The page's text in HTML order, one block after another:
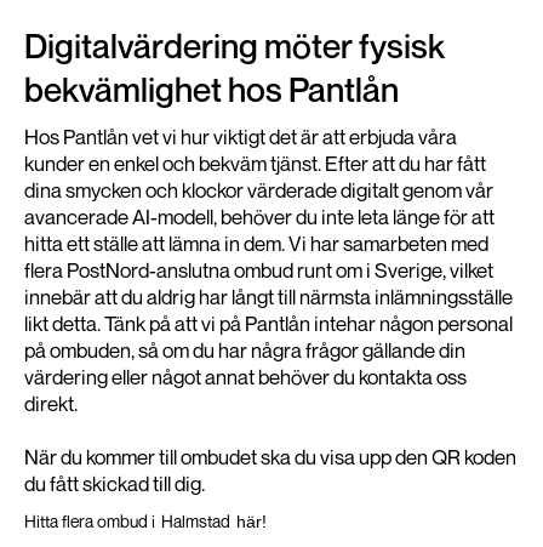
Digitalvärdering möter fysisk
bekvämlighet hos Pantlån
Hos Pantlån vet vi hur viktigt det är att erbjuda våra
kunder en enkel och bekväm tjänst. Efter att du har fått
dina smycken och klockor värderade digitalt genom vår
avancerade AI-modell, behöver du inte leta länge för att
hitta ett ställe att lämna in dem. Vi har samarbeten med
flera PostNord-anslutna ombud runt om i Sverige, vilket
innebär att du aldrig har långt till närmsta inlämningsställe
likt detta. Tänk på att vi på Pantlån intehar någon personal
på ombuden, så om du har några frågor gällande din
värdering eller något annat behöver du kontakta oss
direkt.
När du kommer till ombudet ska du visa upp den QR koden
du fått skickad till dig.
Hitta flera ombud i Halmstad här!